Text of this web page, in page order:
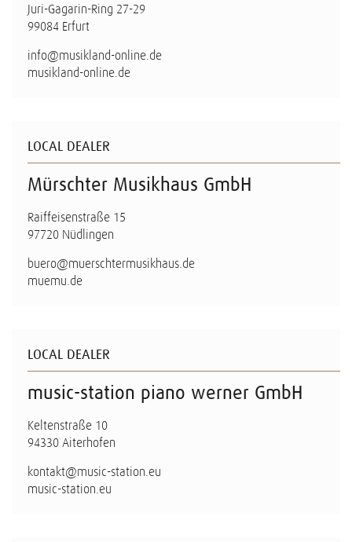
Juri-Gagarin-Ring 27-29
99084 Erfurt
info@musikland-online.de
musikland-online.de
LOCAL DEALER
Mürschter Musikhaus GmbH
Raiffeisenstraße 15
97720 Nüdlingen
buero@muerschtermusikhaus.de
muemu.de
LOCAL DEALER
music-station piano werner GmbH
Keltenstraße 10
94330 Aiterhofen
kontakt@music-station.eu
music-station.eu